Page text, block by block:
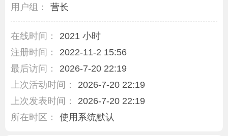
用户组： 营长
在线时间：
2021 小时
注册时间：
2022-11-2 15:56
最后访问：
2026-7-20 22:19
上次活动时间：
2026-7-20 22:19
上次发表时间：
2026-7-20 22:19
所在时区：
使用系统默认